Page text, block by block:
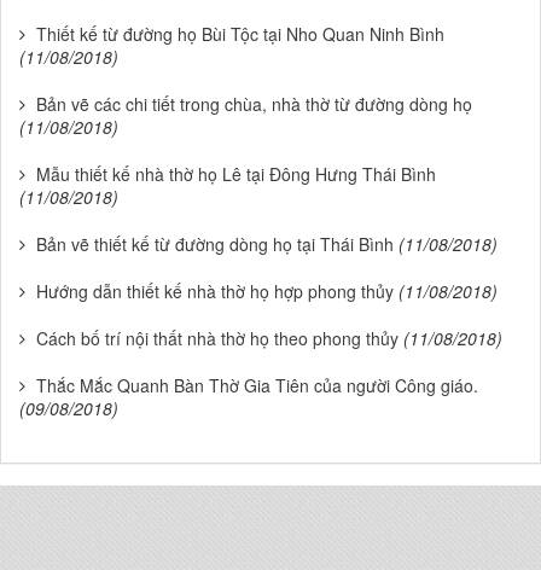
Thiết kế từ đường họ Bùi Tộc tại Nho Quan Ninh Bình
(11/08/2018)
Bản vẽ các chi tiết trong chùa, nhà thờ từ đường dòng họ
(11/08/2018)
Mẫu thiết kế nhà thờ họ Lê tại Đông Hưng Thái Bình
(11/08/2018)
Bản vẽ thiết kế từ đường dòng họ tại Thái Bình (11/08/2018)
Hướng dẫn thiết kế nhà thờ họ hợp phong thủy (11/08/2018)
Cách bố trí nội thất nhà thờ họ theo phong thủy (11/08/2018)
Thắc Mắc Quanh Bàn Thờ Gia Tiên của người Công giáo.
(09/08/2018)